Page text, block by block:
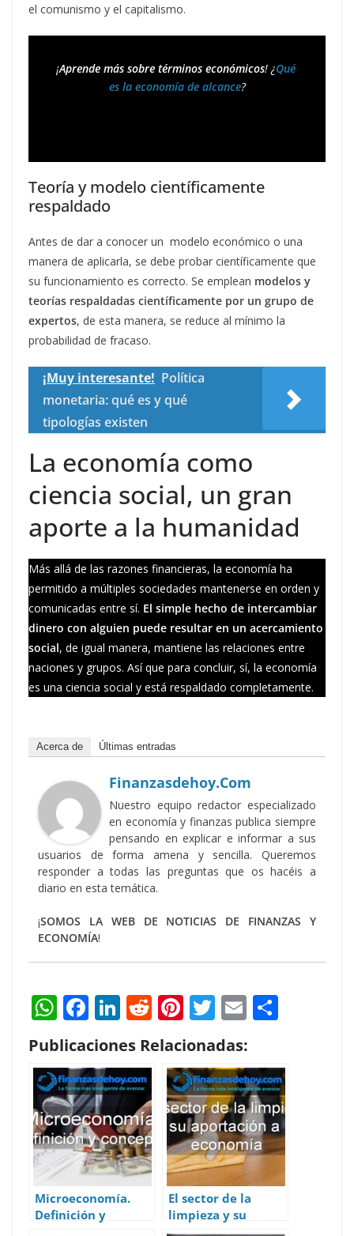
el comunismo y el capitalismo.
¡Aprende más sobre términos económicos! ¿Qué
es la economía de alcance?
Teoría y modelo científicamente
respaldado
Antes de dar a conocer un modelo económico o una
manera de aplicarla, se debe probar científicamente que
su funcionamiento es correcto. Se emplean modelos y
teorías respaldadas científicamente por un grupo de
expertos, de esta manera, se reduce al mínimo la
probabilidad de fracaso.
¡Muy interesante! Política
monetaria: qué es y qué
tipologías existen
La economía como
ciencia social, un gran
aporte a la humanidad
Más allá de las razones financieras, la economía ha
permitido a múltiples sociedades mantenerse en orden y
comunicadas entre sí. El simple hecho de intercambiar
dinero con alguien puede resultar en un acercamiento
social, de igual manera, mantiene las relaciones entre
naciones y grupos. Así que para concluir, sí, la economía
es una ciencia social y está respaldado completamente.
Acerca de Últimas entradas
Finanzasdehoy.com
Nuestro equipo redactor especializado
en economía y finanzas publica siempre
pensando en explicar e informar a sus
usuarios de forma amena y sencilla. Queremos
responder a todas las preguntas que os hacéis a
diario en esta temática.
¡SOMOS LA WEB DE NOTICIAS DE FINANZAS Y
ECONOMÍA!
W
h
at
s
A
p
p
F
ac
e
b
o
o
k
Li
k
e
dI
n
R
e
d
di
Pi
nt
er
e
st
T
w
itt
er
E
ai
l e
Publicaciones Relacionadas:
Microeconomía.
Definición y
El sector de la
limpieza y su
aportación a la